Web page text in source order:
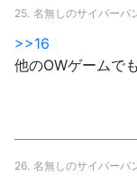
25. 名無しのサイバーパ
>>16
他のOWゲームで
26. 名無しのサイバーパ